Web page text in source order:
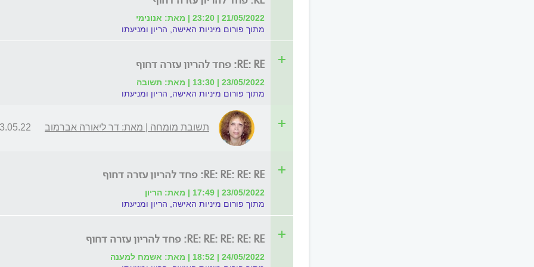
21/05/2022 | 23:20 | מאת: אנונימי
מתוך פורום מיניות האישה, הריון ומניעתו
RE: RE: פחד להריון עזרה דחוף
23/05/2022 | 13:30 | מאת: תשובה
מתוך פורום מיניות האישה, הריון ומניעתו
תשובת מומחה | מאת: דר ליאורה אברמוב | 16:40
RE: RE: RE: RE: פחד להריון עזרה דחוף
23/05/2022 | 17:49 | מאת: הריון
מתוך פורום מיניות האישה, הריון ומניעתו
RE: RE: RE: RE: RE: פחד להריון עזרה דחוף
24/05/2022 | 18:52 | מאת: אשמח למענה